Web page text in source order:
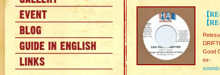
【
【
Good
ex-
sound♪